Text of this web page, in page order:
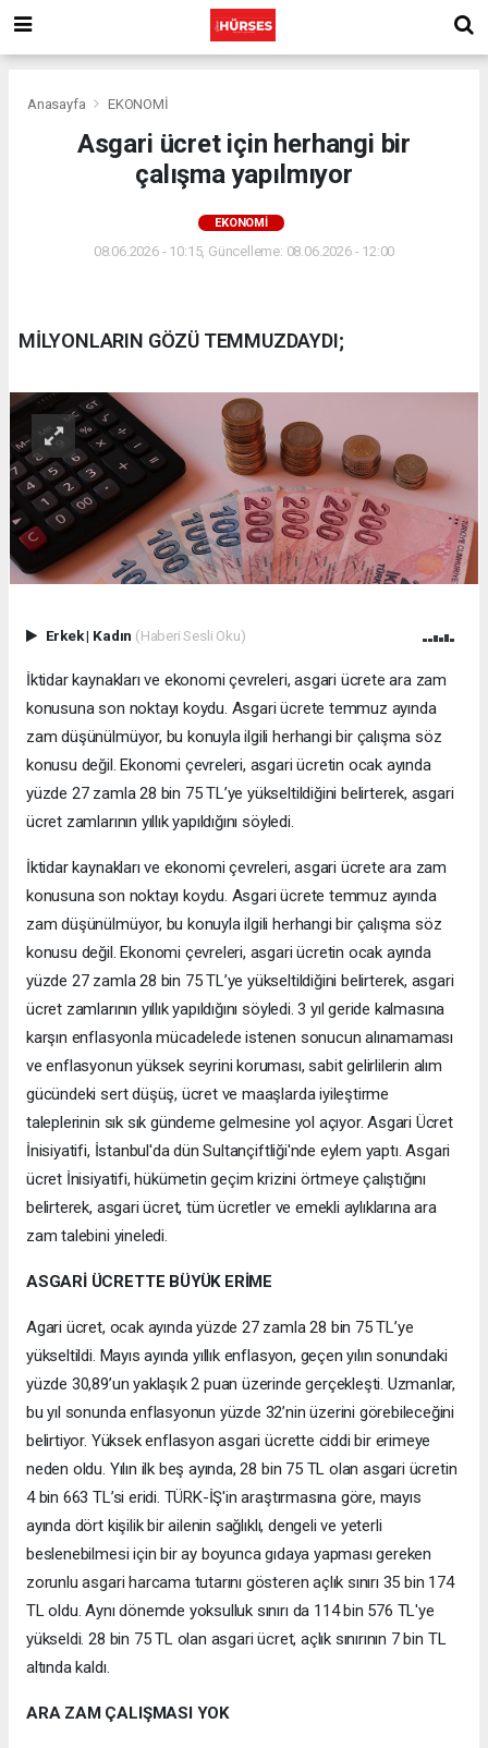
Anasayfa EKONOMİ
Asgari ücret için herhangi bir
çalışma yapılmıyor
EKONOMİ
08.06.2026 - 10:15, Güncelleme: 08.06.2026 - 12:00
MİLYONLARIN GÖZÜ TEMMUZDAYDI;
Erkek| Kadın (Haberi Sesli Oku)
İktidar kaynakları ve ekonomi çevreleri, asgari ücrete ara zam
konusuna son noktayı koydu. Asgari ücrete temmuz ayında
zam düşünülmüyor, bu konuyla ilgili herhangi bir çalışma söz
konusu değil. Ekonomi çevreleri, asgari ücretin ocak ayında
yüzde 27 zamla 28 bin 75 TL’ye yükseltildiğini belirterek, asgari
ücret zamlarının yıllık yapıldığını söyledi.
İktidar kaynakları ve ekonomi çevreleri, asgari ücrete ara zam
konusuna son noktayı koydu. Asgari ücrete temmuz ayında
zam düşünülmüyor, bu konuyla ilgili herhangi bir çalışma söz
konusu değil. Ekonomi çevreleri, asgari ücretin ocak ayında
yüzde 27 zamla 28 bin 75 TL’ye yükseltildiğini belirterek, asgari
ücret zamlarının yıllık yapıldığını söyledi. 3 yıl geride kalmasına
karşın enflasyonla mücadelede istenen sonucun alınamaması
ve enflasyonun yüksek seyrini koruması, sabit gelirlilerin alım
gücündeki sert düşüş, ücret ve maaşlarda iyileştirme
taleplerinin sık sık gündeme gelmesine yol açıyor. Asgari Ücret
İnisiyatifi, İstanbul'da dün Sultançiftliği'nde eylem yaptı. Asgari
ücret İnisiyatifi, hükümetin geçim krizini örtmeye çalıştığını
belirterek, asgari ücret, tüm ücretler ve emekli aylıklarına ara
zam talebini yineledi.
ASGARİ ÜCRETTE BÜYÜK ERİME
Agari ücret, ocak ayında yüzde 27 zamla 28 bin 75 TL’ye
yükseltildi. Mayıs ayında yıllık enflasyon, geçen yılın sonundaki
yüzde 30,89’un yaklaşık 2 puan üzerinde gerçekleşti. Uzmanlar,
bu yıl sonunda enflasyonun yüzde 32’nin üzerini görebileceğini
belirtiyor. Yüksek enflasyon asgari ücrette ciddi bir erimeye
neden oldu. Yılın ilk beş ayında, 28 bin 75 TL olan asgari ücretin
4 bin 663 TL’si eridi. TÜRK-İŞ'in araştırmasına göre, mayıs
ayında dört kişilik bir ailenin sağlıklı, dengeli ve yeterli
beslenebilmesi için bir ay boyunca gıdaya yapması gereken
zorunlu asgari harcama tutarını gösteren açlık sınırı 35 bin 174
TL oldu. Aynı dönemde yoksulluk sınırı da 114 bin 576 TL'ye
yükseldi. 28 bin 75 TL olan asgari ücret, açlık sınırının 7 bin TL
altında kaldı.
ARA ZAM ÇALIŞMASI YOK